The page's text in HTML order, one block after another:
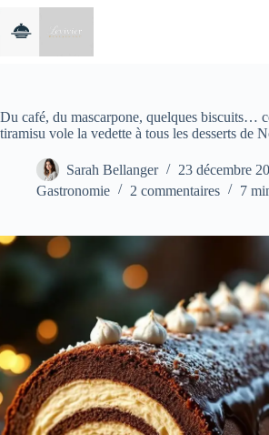
contenu
Du café, du mascarpone, quelques biscuits…
tiramisu vole la vedette à tous les desserts de
Sarah Bellanger
23 décembre
Gastronomie
2 commentaires 7